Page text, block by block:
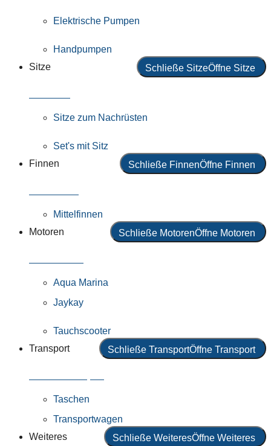
Elektrische Pumpen
Handpumpen
Sitze
Schließe SitzeÖffne Sitze
Sitze zum Nachrüsten
Set's mit Sitz
Finnen
Schließe FinnenÖffne Finnen
Mittelfinnen
Motoren
Schließe MotorenÖffne Motoren
Aqua Marina
Jaykay
Tauchscooter
Transport
Schließe TransportÖffne Transport
Taschen
Transportwagen
Weiteres
Schließe WeiteresÖffne Weiteres